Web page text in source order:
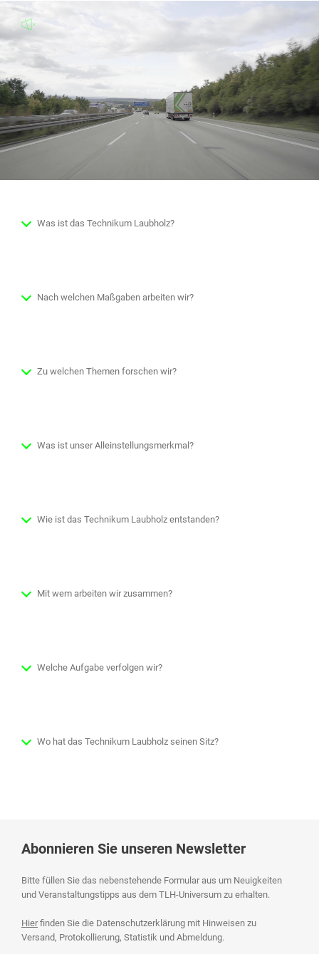
Was ist das Technikum Laubholz?
Nach welchen Maßgaben arbeiten wir?
Zu welchen Themen forschen wir?
Was ist unser Alleinstellungsmerkmal?
Wie ist das Technikum Laubholz entstanden?
Mit wem arbeiten wir zusammen?
Welche Aufgabe verfolgen wir?
Wo hat das Technikum Laubholz seinen Sitz?
Abonnieren Sie unseren Newsletter
Bitte füllen Sie das nebenstehende Formular aus um Neuigkeiten
und Veranstaltungstipps aus dem TLH-Universum zu erhalten.
Hierfinden Sie die Datenschutzerklärung mit Hinweisen zu
Versand, Protokollierung, Statistik und Abmeldung.